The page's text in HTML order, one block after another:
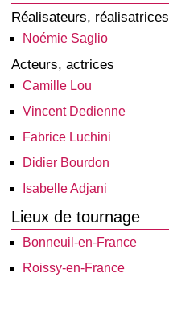
Réalisateurs, réalisatrices
Noémie Saglio
Acteurs, actrices
Camille Lou
Vincent Dedienne
Fabrice Luchini
Didier Bourdon
Isabelle Adjani
Lieux de tournage
Bonneuil-en-France
Roissy-en-France